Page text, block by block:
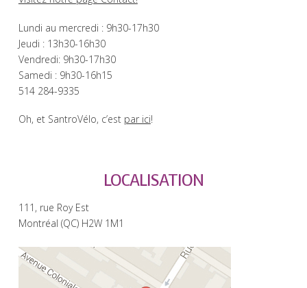
Lundi au mercredi : 9h30-17h30
Jeudi : 13h30-16h30
Vendredi: 9h30-17h30
Samedi : 9h30-16h15
514 284-9335
Oh, et SantroVélo, c’est par ici!
LOCALISATION
111, rue Roy Est
Montréal (QC) H2W 1M1